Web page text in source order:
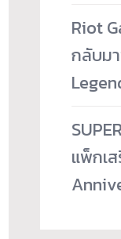
Riot
กลับม
แพ็กเ